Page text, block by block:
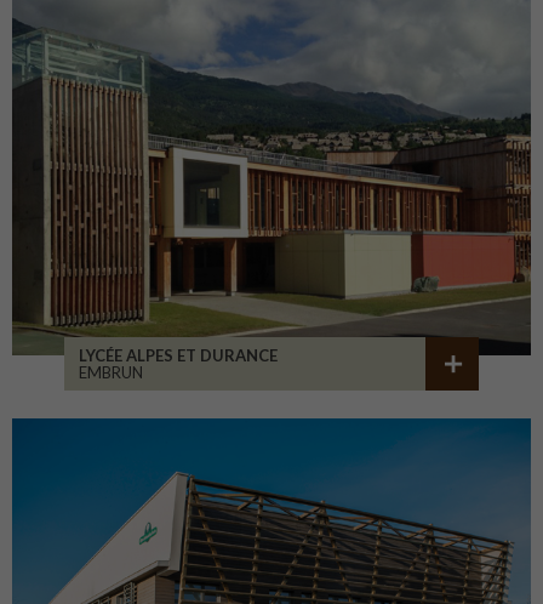
LYCÉE ALPES ET DURANCE
EMBRUN